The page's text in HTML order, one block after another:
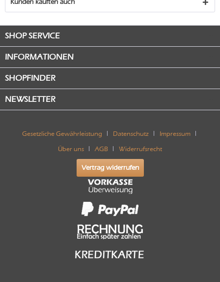
Kunden kauften auch
SHOP SERVICE
INFORMATIONEN
SHOPFINDER
NEWSLETTER
Gesetzliche Gewährleistung Datenschutz Impressum
Über uns AGB Widerrufsrecht
Vertrag widerrufen